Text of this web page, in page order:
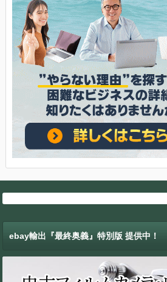
ebay輸出『最終奥義』特別版 提供中！